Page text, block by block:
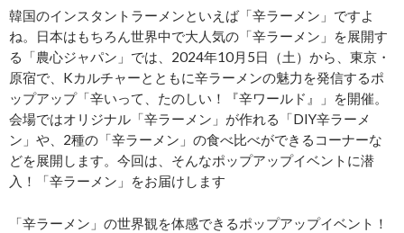
韓国のインスタントラーメンといえば「辛ラーメン」ですよ
ね。日本はもちろん世界中で大人気の「辛ラーメン」を展開す
る「農心ジャパン」では、2024年10月5日（土）から、東京・
原宿で、Kカルチャーとともに辛ラーメンの魅力を発信するポ
ップアップ「辛いって、たのしい！『辛ワールド』」を開催。
会場ではオリジナル「辛ラーメン」が作れる「DIY辛ラーメ
ン」や、2種の「辛ラーメン」の食べ比べができるコーナーな
どを展開します。今回は、そんなポップアップイベントに潜
入！「辛ラーメン」をお届けします
「辛ラーメン」の世界観を体感できるポップアップイベント！